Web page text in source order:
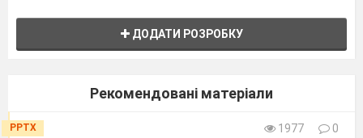
ДОДАТИ РОЗРОБКУ
Рекомендовані матеріали
PPTX 1977
0